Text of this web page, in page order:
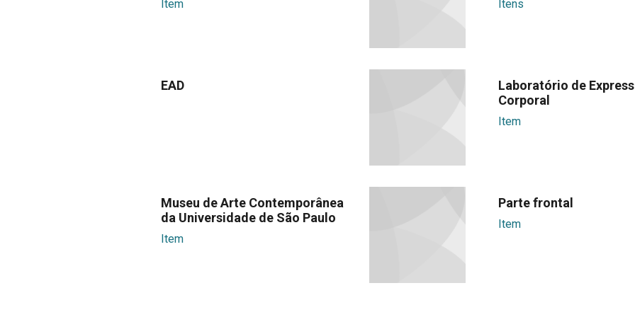
Item Itens
EAD
Laboratório de
Corporal
Item
Museu de Arte Contemporânea
da Universidade de São Paulo
Item
Parte frontal
Item